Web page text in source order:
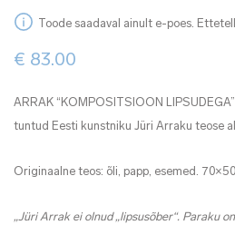
Toode saadaval ainult e-poes.
€ 83.00
ARRAK “KOMPOSITSIOON
tuntud Eesti kunstniku Jüri Arraku teose
Originaalne teos: õli, papp, esemed.
„Jüri Arrak ei olnud „lipsusõber“. Paraku